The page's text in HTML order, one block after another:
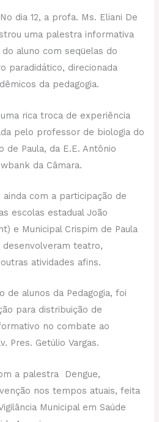
No dia 12, a profa. Ms. Eliani De
uma palestra informativa
aluno com seqüelas do
paradidático, direcionada
da pedagogia.
rica troca de experiência
pelo professor de biologia do
de Paula, da E.E. Antônio
da Câmara.
com a participação de
escolas estadual João
e Municipal Crispim de Paula
desenvolveram teatro,
atividades afins.
de alunos da Pedagogia, foi
para distribuição de
no combate ao
Pres. Getúlio Vargas.
a palestra Dengue,
nos tempos atuais, feita
Municipal em Saúde